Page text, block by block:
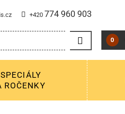
+420 774 960 903
0
SPECIÁLY
ROČENKY